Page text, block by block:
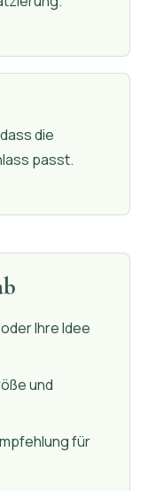
die
passt.
Ihre Idee
und
für